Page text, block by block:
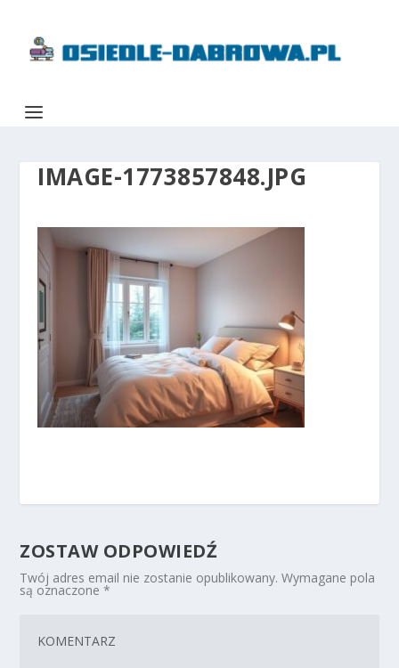
IMAGE-1773857848.JPG
ZOSTAW ODPOWIEDŹ
Twój adres email nie zostanie opublikowany. Wymagane pola
są oznaczone*